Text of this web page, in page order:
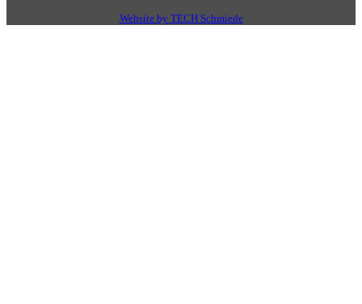
Website by TECH Schmiede